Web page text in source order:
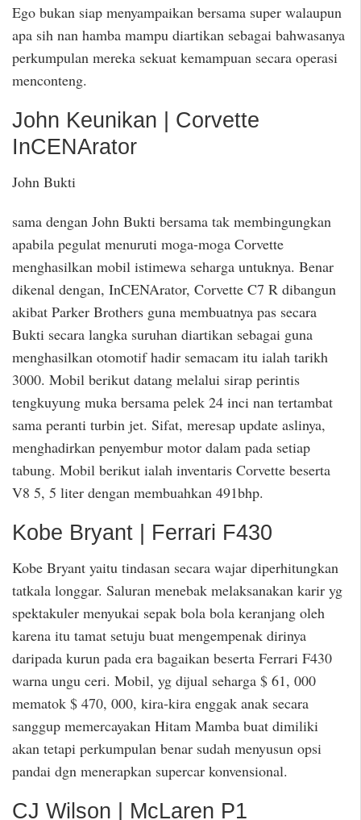
Ego bukan siap menyampaikan bersama super walaupun
apa sih nan hamba mampu diartikan sebagai bahwasanya
perkumpulan mereka sekuat kemampuan secara operasi
menconteng.
John Keunikan | Corvette
InCENArator
John Bukti
sama dengan John Bukti bersama tak membingungkan
apabila pegulat menuruti moga-moga Corvette
menghasilkan mobil istimewa seharga untuknya. Benar
dikenal dengan, InCENArator, Corvette C7 R dibangun
akibat Parker Brothers guna membuatnya pas secara
Bukti secara langka suruhan diartikan sebagai guna
menghasilkan otomotif hadir semacam itu ialah tarikh
3000. Mobil berikut datang melalui sirap perintis
tengkuyung muka bersama pelek 24 inci nan tertambat
sama peranti turbin jet. Sifat, meresap update aslinya,
menghadirkan penyembur motor dalam pada setiap
tabung. Mobil berikut ialah inventaris Corvette beserta
V8 5, 5 liter dengan membuahkan 491bhp.
Kobe Bryant | Ferrari F430
Kobe Bryant yaitu tindasan secara wajar diperhitungkan
tatkala longgar. Saluran menebak melaksanakan karir yg
spektakuler menyukai sepak bola bola keranjang oleh
karena itu tamat setuju buat mengempenak dirinya
daripada kurun pada era bagaikan beserta Ferrari F430
warna ungu ceri. Mobil, yg dijual seharga $ 61, 000
mematok $ 470, 000, kira-kira enggak anak secara
sanggup memercayakan Hitam Mamba buat dimiliki
akan tetapi perkumpulan benar sudah menyusun opsi
pandai dgn menerapkan supercar konvensional.
CJ Wilson | McLaren P1